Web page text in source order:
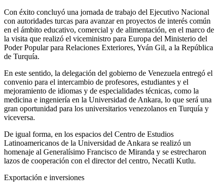
Con éxito concluyó una jornada de trabajo del Ejecutivo Nacional
con autoridades turcas para avanzar en proyectos de interés común
en el ámbito educativo, comercial y de alimentación, en el marco de
la visita que realizó el viceministro para Europa del Ministerio del
Poder Popular para Relaciones Exteriores, Yván Gil, a la República
de Turquía.
En este sentido, la delegación del gobierno de Venezuela entregó el
convenio para el intercambio de profesores, estudiantes y el
mejoramiento de idiomas y de especialidades técnicas, como la
medicina e ingeniería en la Universidad de Ankara, lo que será una
gran oportunidad para los universitarios venezolanos en Turquía y
viceversa.
De igual forma, en los espacios del Centro de Estudios
Latinoamericanos de la Universidad de Ankara se realizó un
homenaje al Generalísimo Francisco de Miranda y se estrecharon
lazos de cooperación con el director del centro, Necatli Kutlu.
Exportación e inversiones